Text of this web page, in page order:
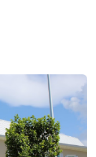
33037, United